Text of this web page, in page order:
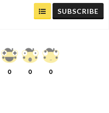
SUBSCRIBE
0 0 0